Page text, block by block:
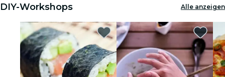
DIY-Workshops Alle anzeigen